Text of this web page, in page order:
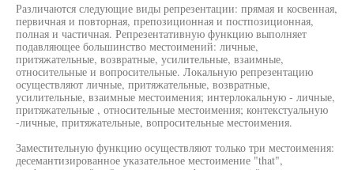
Различаются следующие виды репрезентации: прямая и косвенная,
первичная и повторная, препозиционная и постпозиционная,
полная и частичная. Репрезентативную функцию выполняет
подавляющее большинство местоимений: личные,
притяжательные, возвратные, усилительные, взаимные,
относительные и вопросительные. Локальную репрезентацию
осуществляют личные, притяжательные, возвратные,
усилительные, взаимные местоимения; интерлокальную - личные,
притяжательные , относительные местоимения; контекстуальную
-личные, притяжательные, вопросительные местоимения.
Заместительную функцию осуществляют только три местоимения:
десемантизированное указательное местоимение "that",